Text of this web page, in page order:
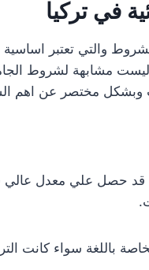
في تركيا
والتي تعتبر
ليست مشابهة لشروط
مختصر عن اهم
حصل علي معدل عالي
سواء كانت